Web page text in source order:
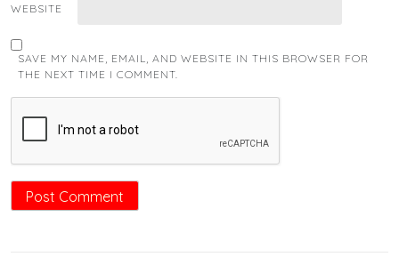
WEBSITE
SAVE MY NAME, EMAIL, AND WEBSITE IN THIS BROWSER FOR
THE NEXT TIME I COMMENT.